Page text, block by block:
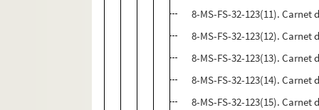
8-MS-FS-32-123(11). Carnet
8-MS-FS-32-123(12). Carnet
8-MS-FS-32-123(13). Carnet
8-MS-FS-32-123(14). Carnet
8-MS-FS-32-123(15). Carnet